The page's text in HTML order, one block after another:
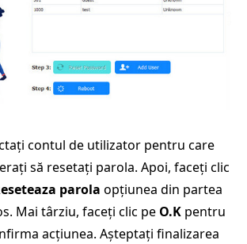
contul de utilizator pentru care
să resetați parola. Apoi, faceți clic
parola opțiunea din partea
Mai târziu, faceți clic pe O.K pentru
acțiunea. Așteptați finalizarea